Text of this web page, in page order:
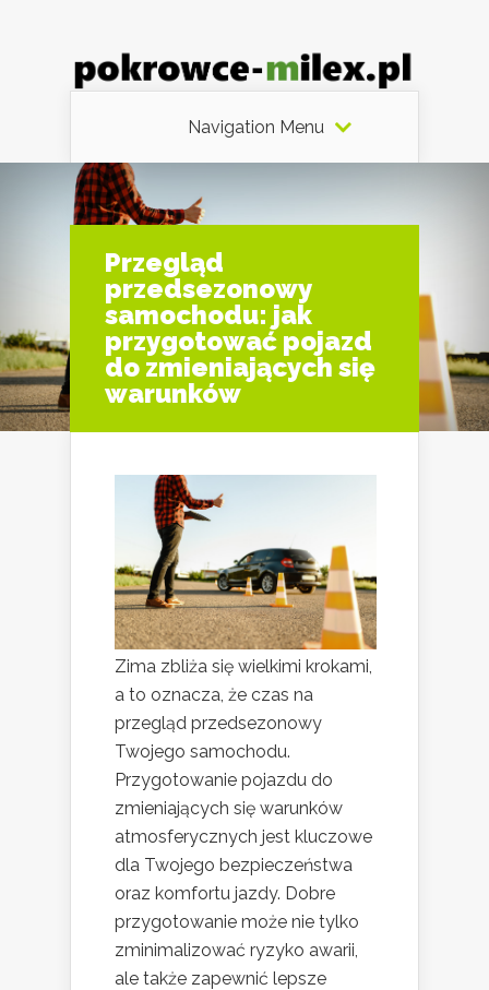
Navigation Menu
Przegląd
przedsezonowy
samochodu: jak
przygotować pojazd
do zmieniających się
warunków
Zima zbliża się wielkimi krokami,
a to oznacza, że czas na
przegląd przedsezonowy
Twojego samochodu.
Przygotowanie pojazdu do
zmieniających się warunków
atmosferycznych jest kluczowe
dla Twojego bezpieczeństwa
oraz komfortu jazdy. Dobre
przygotowanie może nie tylko
zminimalizować ryzyko awarii,
ale także zapewnić lepsze